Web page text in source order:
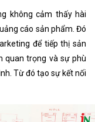
không cảm thấy hài
cáo sản phẩm. Đó
để tiếp thị sản
quan trọng và sự phù
Từ đó tạo sự kết nối